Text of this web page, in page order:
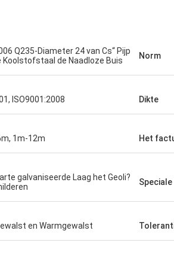
Mark Galon
Wij trots om te zeggen wij
opdracht gaven en dit is
Q235-Diameter 24 van Cs“ Pijp
Koolstofstaal de Naadloze Buis
Norm
ISO9001:2008 Dikte
1m-12m Het
galvaniseerde Laag het Geoli?
Speciale
en Warmgewalst